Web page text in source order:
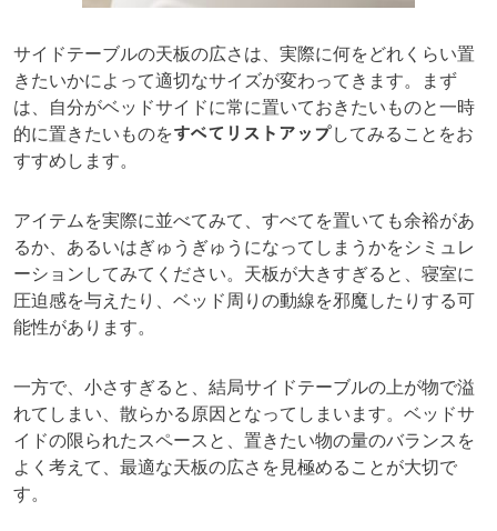
サイドテーブルの天板の広さは、実際に何をどれくらい置
きたいかによって適切なサイズが変わってきます。まず
は、自分がベッドサイドに常に置いておきたいものと一時
的に置きたいものをすべてリストアップしてみることをお
すすめします。
アイテムを実際に並べてみて、すべてを置いても余裕があ
るか、あるいはぎゅうぎゅうになってしまうかをシミュレ
ーションしてみてください。天板が大きすぎると、寝室に
圧迫感を与えたり、ベッド周りの動線を邪魔したりする可
能性があります。
一方で、小さすぎると、結局サイドテーブルの上が物で溢
れてしまい、散らかる原因となってしまいます。ベッドサ
イドの限られたスペースと、置きたい物の量のバランスを
よく考えて、最適な天板の広さを見極めることが大切で
す。